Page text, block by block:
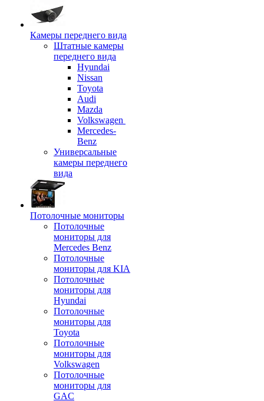
Камеры переднего вида
Штатные камеры
переднего вида
Hyundai
Nissan
Toyota
Audi
Mazda
Volkswagen
Mercedes-
Benz
Универсальные
камеры переднего
вида
Потолочные мониторы
Потолочные
мониторы для
Mercedes Benz
Потолочные
мониторы для KIA
Потолочные
мониторы для
Hyundai
Потолочные
мониторы для
Toyota
Потолочные
мониторы для
Volkswagen
Потолочные
мониторы для
GAC